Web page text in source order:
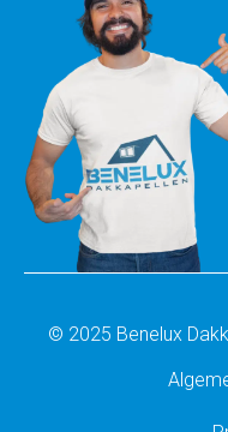
© 2025 Benelux